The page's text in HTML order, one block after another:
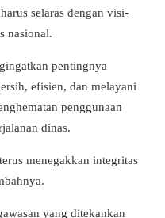
selaras dengan visi-
nasional.
pentingnya
efisien, dan melayani
penggunaan
dinas.
menegakkan integritas
yang ditekankan